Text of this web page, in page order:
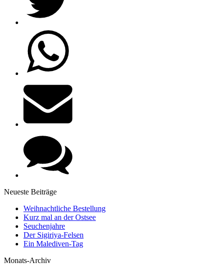
Neueste Beiträge
Weihnachtliche Bestellung
Kurz mal an der Ostsee
Seuchenjahre
Der Sigiriya-Felsen
Ein Malediven-Tag
Monats-Archiv